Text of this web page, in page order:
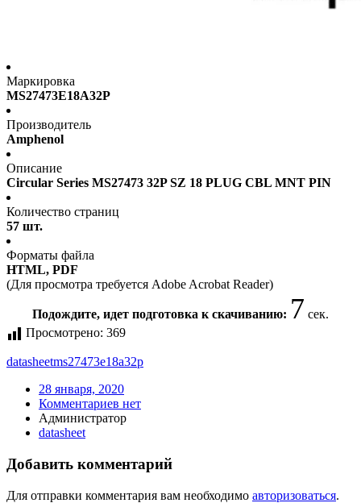
Маркировка
MS27473E18A32P
Производитель
Amphenol
Описание
Circular Series MS27473 32P SZ 18 PLUG CBL MNT PIN
Количество страниц
57 шт.
Форматы файла
HTML, PDF
(Для просмотра требуется Adobe Acrobat Reader)
Подождите, идет подготовка к скачиванию: 7 сек.
Просмотрено: 369
datasheetms27473e18a32p
28 января, 2020
Комментариев нет
Администратор
datasheet
Добавить комментарий
Для отправки комментария вам необходимо авторизоваться.